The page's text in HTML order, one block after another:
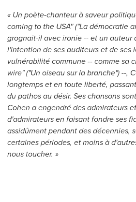
« Un poète-chanteur à saveur
coming to the USA'' ("La démocratie
grognait-il avec ironie -- et un auteur
l'intention de ses auditeurs et de ses
vulnérabilité commune -- comme sa
wire" ("Un oiseau sur la branche") --,
longtemps et en toute liberté,
du pathos au désir. Ses chansons
Cohen a engendré des admirateurs
d'admirateurs en faisant fondre ses
assidûment pendant des décennies,
certaines périodes, et moins à
nous toucher. »